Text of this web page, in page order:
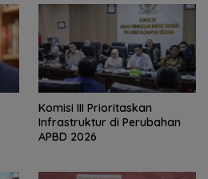
‎Komisi III Prioritaskan
Infrastruktur di Perubahan
APBD 2026